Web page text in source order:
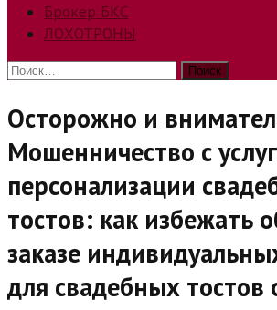
Брокер БКС
ЛОХОТРОНЫ
Найти:
Осторожно и
Мошенничество с
персонализации
тостов: как избежать
заказе
для свадебных тостов